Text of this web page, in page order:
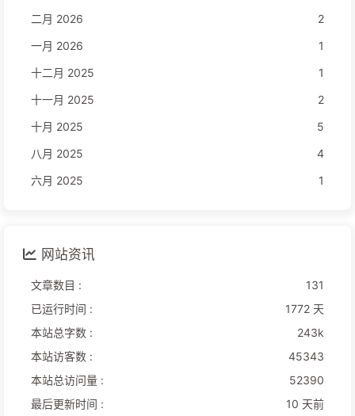
二月 2026
2
一月 2026
1
十二月 2025
1
十一月 2025
2
十月 2025
5
八月 2025
4
六月 2025
1
网站资讯
文章数目 :
131
已运行时间 :
1772 天
本站总字数 :
243k
本站访客数 :
45343
本站总访问量 :
52390
最后更新时间 :
10 天前